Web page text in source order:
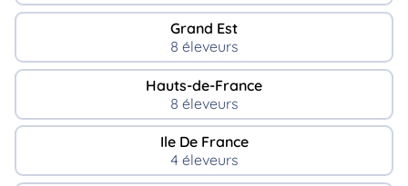
Grand Est
8 éleveurs
Hauts-de-France
8 éleveurs
Ile De France
4 éleveurs